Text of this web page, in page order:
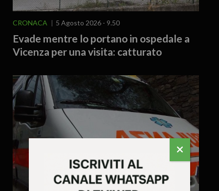
CRONACA 5 Agosto 2026 - 9.50
Evade mentre lo portano in ospedale a
Vicenza per una visita: catturato